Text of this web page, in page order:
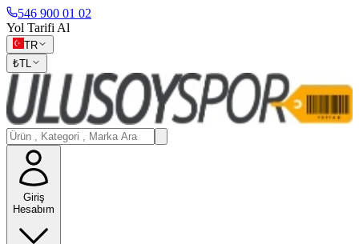
546 900 01 02
Yol Tarifi Al
TR
₺TL
Giriş
Hesabım